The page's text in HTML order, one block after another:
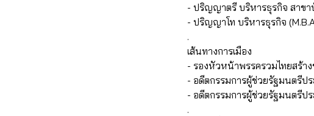
- ปริญญาตรี บริหารธุรกิจ สาข
- ปริญญาโท บริหารธุรกิจ
.
เส้นทางการเมือง
- รองหัวหน้าพรรครวมไทยสร้า
- อดีตกรรมการผู้ช่วยรัฐมนตรีป
- อดีตกรรมการผู้ช่วยรัฐมนตรีป
.